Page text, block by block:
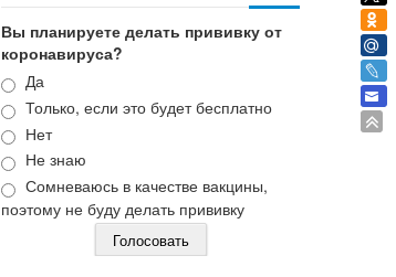
Вы планируете делать прививку от
коронавируса?
Варианты
Да
Только, если это будет бесплатно
Нет
Не знаю
Сомневаюсь в качестве вакцины,
поэтому не буду делать прививку